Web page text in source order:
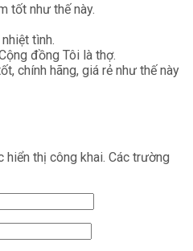
tốt như thế này.
tình.
đồng Tôi là thợ.
chính hãng, giá rẻ như thế này
hiển thị công khai. Các trường